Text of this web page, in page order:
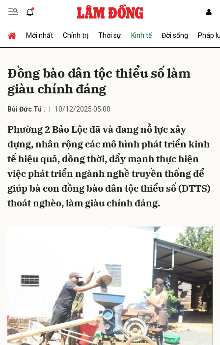
Mới nhất Chính trị Thời sự Kinh tế Đời sống Pháp
Đồng bào dân tộc thiểu số làm
giàu chính đáng
Bùi Đức Tú . 10/12/2025 05:00
Phường 2 Bảo Lộc đã và đang nỗ lực xây
dựng, nhân rộng các mô hình phát triển kinh
tế hiệu quả, đồng thời, đẩy mạnh thực hiện
việc phát triển ngành nghề truyền thống để
giúp bà con đồng bào dân tộc thiểu số (DTTS)
thoát nghèo, làm giàu chính đáng.
Gửi bình luận
Hủy Gửi